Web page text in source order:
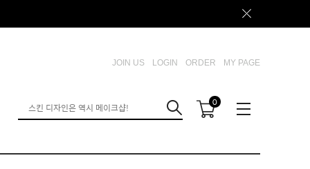
JOIN US LOGIN ORDER MY PAGE
0